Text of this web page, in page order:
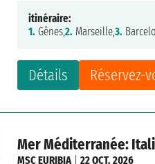
Détails Réservez-
itinéraire:
1. Gênes,2. Marseille,3.
Mer Méditerranée:
MSC EURIBIA|22 OCT. 2026